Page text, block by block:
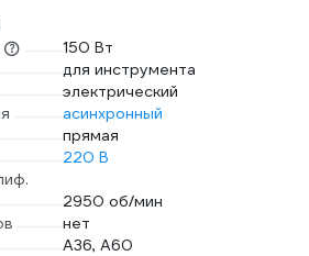
150 Вт
для инструмента
электрический
асинхронный
прямая
220 В
2950 об/мин
нет
А36, А60